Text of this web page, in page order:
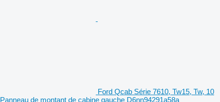
Ford Qcab Série 7610, Tw15, Tw, 10
Panneau de montant de cabine gauche D6nn94291a58a